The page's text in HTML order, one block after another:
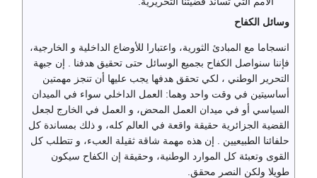
وسائل الكفاح
انسجاما مع المبادئ الثورية، واعتبارا للأوضاع الداخلية و الخارجية،
فإننا سنواصل الكفاح بجميع الوسائل حتى تحقيق هدفنا . إن جبهة
التحرير الوطني ، لكي تحقق هدفها يجب عليها أن تنجز مهمتين
أساسيتين في وقت واحد وهما: العمل الداخلي سواء في الميدان
السياسي أو في ميدان العمل المحض، و العمل في الخارج لجعل
القضية الجزائرية حقيقة واقعة في العالم كله، و ذلك بمساندة كل
حلفائنا الطبيعيين . إن هذه مهمة شاقة ثقيلة العبء، و تتطلب كل
القوى وتعبئة كل الموارد الوطنية، وحقيقة إن الكفاح سيكون
طويلا ولكن النصر محقق.